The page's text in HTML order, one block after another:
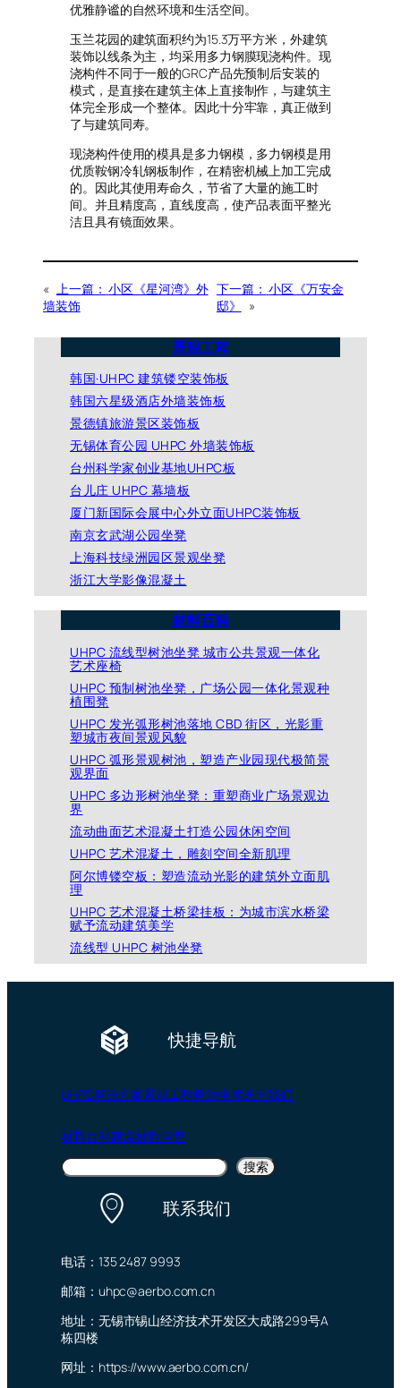
优雅静谧的自然环境和生活空间。
玉兰花园的建筑面积约为15.3万平方米，外建筑
装饰以线条为主，均采用多力钢膜现浇构件。现
浇构件不同于一般的GRC产品先预制后安装的
模式，是直接在建筑主体上直接制作，与建筑主
体完全形成一个整体。因此十分牢靠，真正做到
了与建筑同寿。
现浇构件使用的模具是多力钢模，多力钢模是用
优质鞍钢冷轧钢板制作，在精密机械上加工完成
的。因此其使用寿命久，节省了大量的施工时
间。并且精度高，直线度高，使产品表面平整光
洁且具有镜面效果。
« 上一篇： 小区《星河湾》外
墙装饰
下一篇： 小区《万安金
邸》
»
景观工程
韩国·UHPC 建筑镂空装饰板
韩国六星级酒店外墙装饰板
景德镇旅游景区装饰板
无锡体育公园 UHPC 外墙装饰板
台州科学家创业基地UHPC板
台儿庄 UHPC 幕墙板
厦门新国际会展中心外立面UHPC装饰板
南京玄武湖公园坐凳
上海科技绿洲园区景观坐凳
浙江大学影像混凝土
材料百科
UHPC 流线型树池坐凳 城市公共景观一体化
艺术座椅
UHPC 预制树池坐凳，广场公园一体化景观种
植围凳
UHPC 发光弧形树池落地 CBD 街区，光影重
塑城市夜间景观风貌
UHPC 弧形景观树池，塑造产业园现代极简景
观界面
UHPC 多边形树池坐凳：重塑商业广场景观边
界
流动曲面艺术混凝土打造公园休闲空间
UHPC 艺术混凝土，雕刻空间全新肌理
阿尔博镂空板：塑造流动光影的建筑外立面肌
理
UHPC 艺术混凝土桥梁挂板：为城市滨水桥梁
赋予流动建筑美学
流线型 UHPC 树池坐凳
快捷导航
UHPC解决方案景观工程树池坐凳关于我们
材料百科建装材料问答
搜
索
搜索
联系我们
电话：135 2487 9993
邮箱：uhpc@aerbo.com.cn
地址：无锡市锡山经济技术开发区大成路299号A
栋四楼
网址：https://www.aerbo.com.cn/